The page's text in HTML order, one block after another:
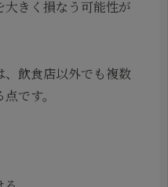
大きく損なう可能性が
、飲食店以外でも複数
です。